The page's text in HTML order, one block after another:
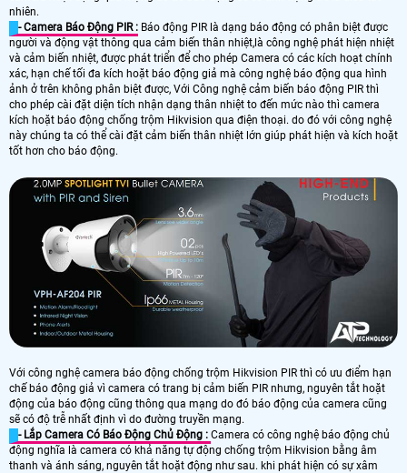
nhiên.
- Camera Báo Động PIR : Báo động PIR là dạng báo động có phân biệt được
người và động vật thông qua cảm biến thân nhiệt,là công nghệ phát hiện nhiệt
và cảm biến nhiệt, được phát triển để cho phép Camera có các kích hoạt chính
xác, hạn chế tối đa kích hoặt báo động giả mà công nghệ báo động qua hình
ảnh ở trên không phân biệt được, Với Công nghệ cảm biến báo động PIR thì
cho phép cài đặt diện tích nhận dạng thân nhiệt to đến mức nào thì camera
kích hoặt báo động chống trộm Hikvision qua điện thoại. do đó với công nghệ
này chúng ta có thể cài đặt cảm biến thân nhiệt lớn giúp phát hiện và kích hoặt
tốt hơn cho báo động.
Với công nghệ camera báo động chống trộm Hikvision PIR thì có ưu điểm hạn
chế báo động giả vì camera có trang bị cảm biến PIR nhưng, nguyên tắt hoặt
động của báo động cũng thông qua mạng do đó báo động của camera cũng
sẽ có độ trễ nhất định vì do đường truyền mạng.
- Lắp Camera Có Báo Động Chủ Động : Camera có công nghệ báo động chủ
động nghĩa là camera có khả năng tự động chống trộm Hikvision bằng âm
thanh và ánh sáng, nguyên tắt hoặt động như sau. khi phát hiện có sự xâm